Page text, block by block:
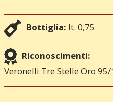
Bottiglia: lt. 0,75
Riconoscimenti:
Veronelli Tre Stelle Oro